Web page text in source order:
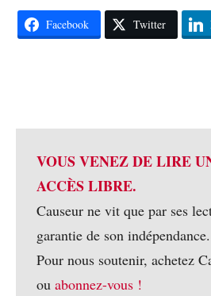
Facebook Twitter
VOUS VENEZ DE LIRE
ACCÈS LIBRE.
Causeur ne vit que par ses
garantie de son indépendance.
Pour nous soutenir, achetez
ou abonnez-vous !